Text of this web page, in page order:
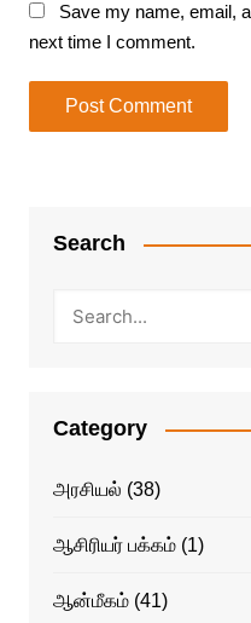
Save my name, email,
next time I comment.
Search
Category
அரசியல் (38)
ஆசிரியர் பக்கம்(1)
ஆன்மீகம்(41)